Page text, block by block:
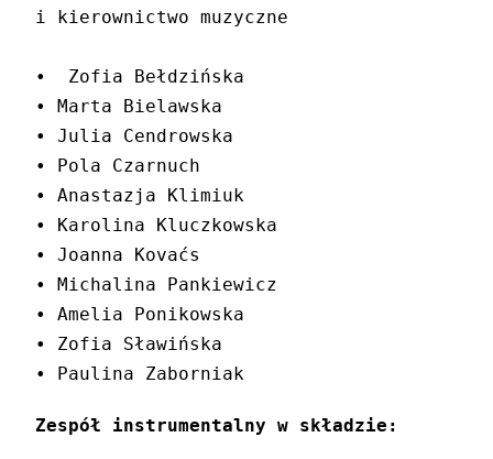
i kierownictwo muzyczne
•  Zofia Bełdzińska
• Marta Bielawska
• Julia Cendrowska
• Pola Czarnuch
• Anastazja Klimiuk
• Karolina Kluczkowska
• Joanna Kovaćs
• Michalina Pankiewicz
• Amelia Ponikowska
• Zofia Sławińska
• Paulina Zaborniak
Zespół instrumentalny w składzie: